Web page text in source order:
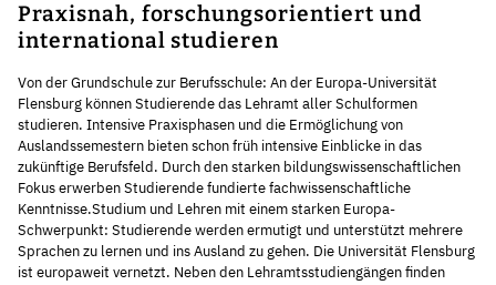
Praxisnah, forschungsorientiert und
international studieren
Von der Grundschule zur Berufsschule: An der Europa-Universität
Flensburg können Studierende das Lehramt aller Schulformen
studieren. Intensive Praxisphasen und die Ermöglichung von
Auslandssemestern bieten schon früh intensive Einblicke in das
zukünftige Berufsfeld. Durch den starken bildungswissenschaftlichen
Fokus erwerben Studierende fundierte fachwissenschaftliche
Kenntnisse.Studium und Lehren mit einem starken Europa-
Schwerpunkt: Studierende werden ermutigt und unterstützt mehrere
Sprachen zu lernen und ins Ausland zu gehen. Die Universität Flensburg
ist europaweit vernetzt. Neben den Lehramtsstudiengängen finden